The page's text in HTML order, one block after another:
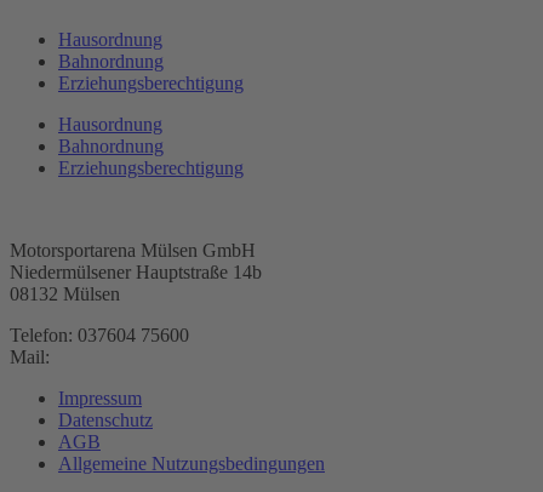
Hausordnung
Bahnordnung
Erziehungsberechtigung
Hausordnung
Bahnordnung
Erziehungsberechtigung
Motorsportarena Mülsen GmbH
Niedermülsener Hauptstraße 14b
08132 Mülsen
Telefon: 037604 75600
Mail:
Impressum
Datenschutz
AGB
Allgemeine Nutzungsbedingungen